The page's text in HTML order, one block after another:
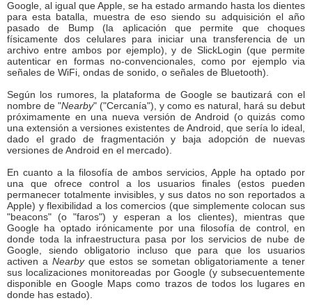
Google, al igual que Apple, se ha estado armando hasta los dientes
para esta batalla, muestra de eso siendo su adquisición el año
pasado de Bump (la aplicación que permite que choques
físicamente dos celulares para iniciar una transferencia de un
archivo entre ambos por ejemplo), y de SlickLogin (que permite
autenticar en formas no-convencionales, como por ejemplo via
señales de WiFi, ondas de sonido, o señales de Bluetooth).
Según los rumores, la plataforma de Google se bautizará con el
nombre de "Nearby" ("Cercanía"), y como es natural, hará su debut
próximamente en una nueva versión de Android (o quizás como
una extensión a versiones existentes de Android, que sería lo ideal,
dado el grado de fragmentación y baja adopción de nuevas
versiones de Android en el mercado).
En cuanto a la filosofía de ambos servicios, Apple ha optado por
una que ofrece control a los usuarios finales (estos pueden
permanecer totalmente invisibles, y sus datos no son reportados a
Apple) y flexibilidad a los comercios (que simplemente colocan sus
"beacons" (o "faros") y esperan a los clientes), mientras que
Google ha optado irónicamente por una filosofía de control, en
donde toda la infraestructura pasa por los servicios de nube de
Google, siendo obligatorio incluso que para que los usuarios
activen a Nearbyque estos se sometan obligatoriamente a tener
sus localizaciones monitoreadas por Google (y subsecuentemente
disponible en Google Maps como trazos de todos los lugares en
donde has estado).